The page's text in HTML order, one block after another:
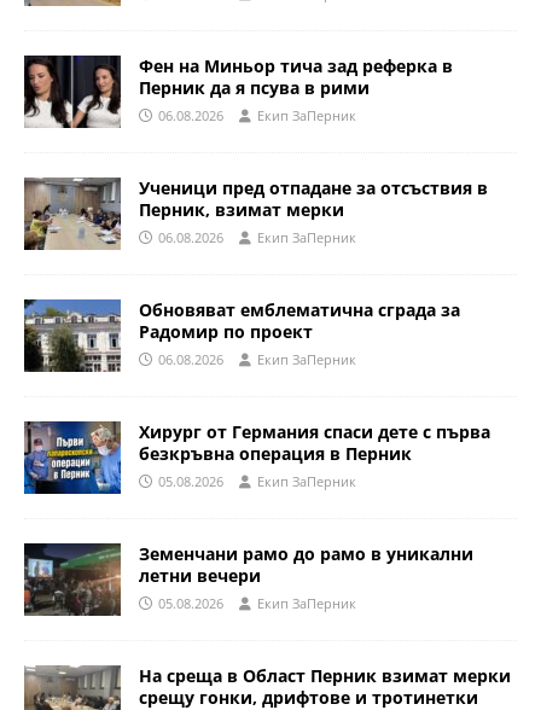
Фен на Миньор тича зад реферка в
Перник да я псува в рими
06.08.2026 Eкип ЗаПерник
Ученици пред отпадане за отсъствия в
Перник, взимат мерки
06.08.2026 Eкип ЗаПерник
Обновяват емблематична сграда за
Радомир по проект
06.08.2026 Eкип ЗаПерник
Хирург от Германия спаси дете с първа
безкръвна операция в Перник
05.08.2026 Eкип ЗаПерник
Земенчани рамо до рамо в уникални
летни вечери
05.08.2026 Eкип ЗаПерник
На среща в Област Перник взимат мерки
срещу гонки, дрифтове и тротинетки